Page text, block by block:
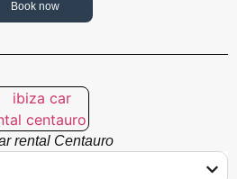
Book now
rental Centauro